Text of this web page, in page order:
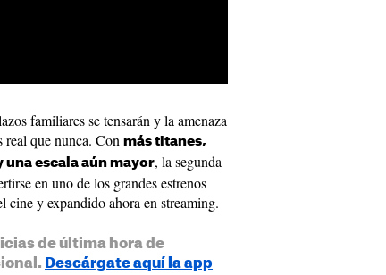
familiares se tensarán y la amenaza
real que nunca. Con más titanes,
una escala aún mayor, la segunda
en uno de los grandes estrenos
cine y expandido ahora en streaming.
de última hora de
Descárgate aquí la app